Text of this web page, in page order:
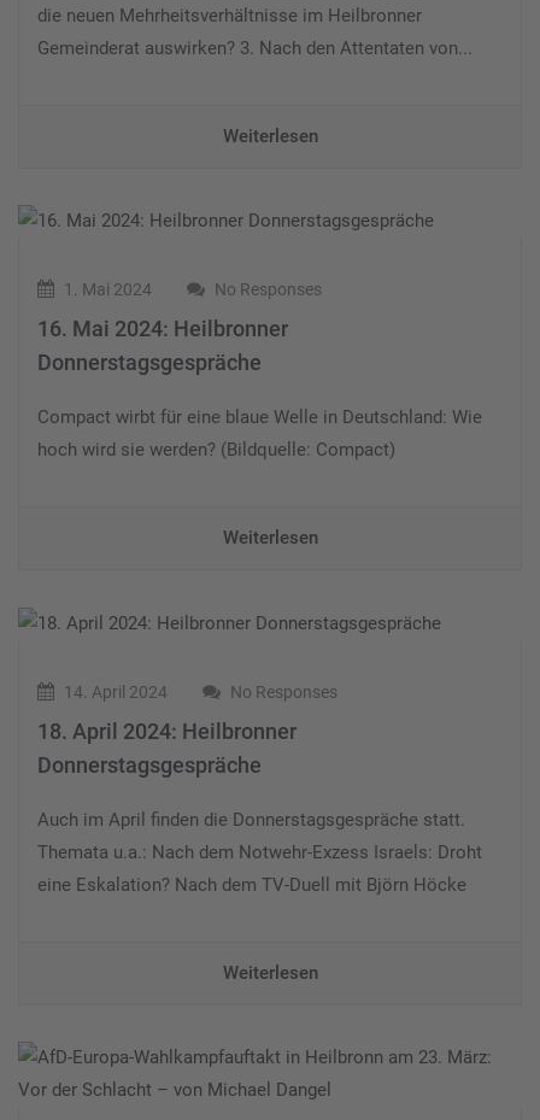
die neuen Mehrheitsverhältnisse im Heilbronner
Gemeinderat auswirken? 3. Nach den Attentaten von...
Weiterlesen
1. Mai 2024 No Responses
16. Mai 2024: Heilbronner
Donnerstagsgespräche
Compact wirbt für eine blaue Welle in Deutschland: Wie
hoch wird sie werden? (Bildquelle: Compact)
Weiterlesen
14. April 2024 No Responses
18. April 2024: Heilbronner
Donnerstagsgespräche
Auch im April finden die Donnerstagsgespräche statt.
Themata u.a.: Nach dem Notwehr-Exzess Israels: Droht
eine Eskalation? Nach dem TV-Duell mit Björn Höcke
Weiterlesen